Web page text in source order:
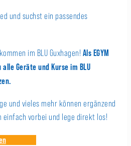
und suchst ein passendes
im BLU Guxhagen! Als EGYM
Geräte und Kurse im BLU
und vieles mehr können ergänzend
einfach vorbei und lege direkt los!